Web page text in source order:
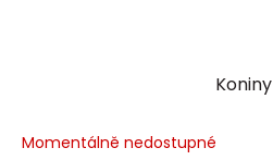
Koniny
Momentálně nedostupné